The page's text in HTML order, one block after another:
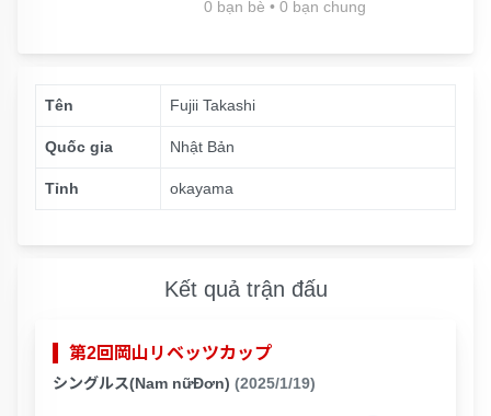
0 bạn bè • 0 bạn chung
Tên Fujii Takashi
Quốc gia Nhật Bản
Tỉnh okayama
Kết quả trận đấu
第2回岡山リベッツカップ
シングルス(Nam nữĐơn) (2025/1/19)